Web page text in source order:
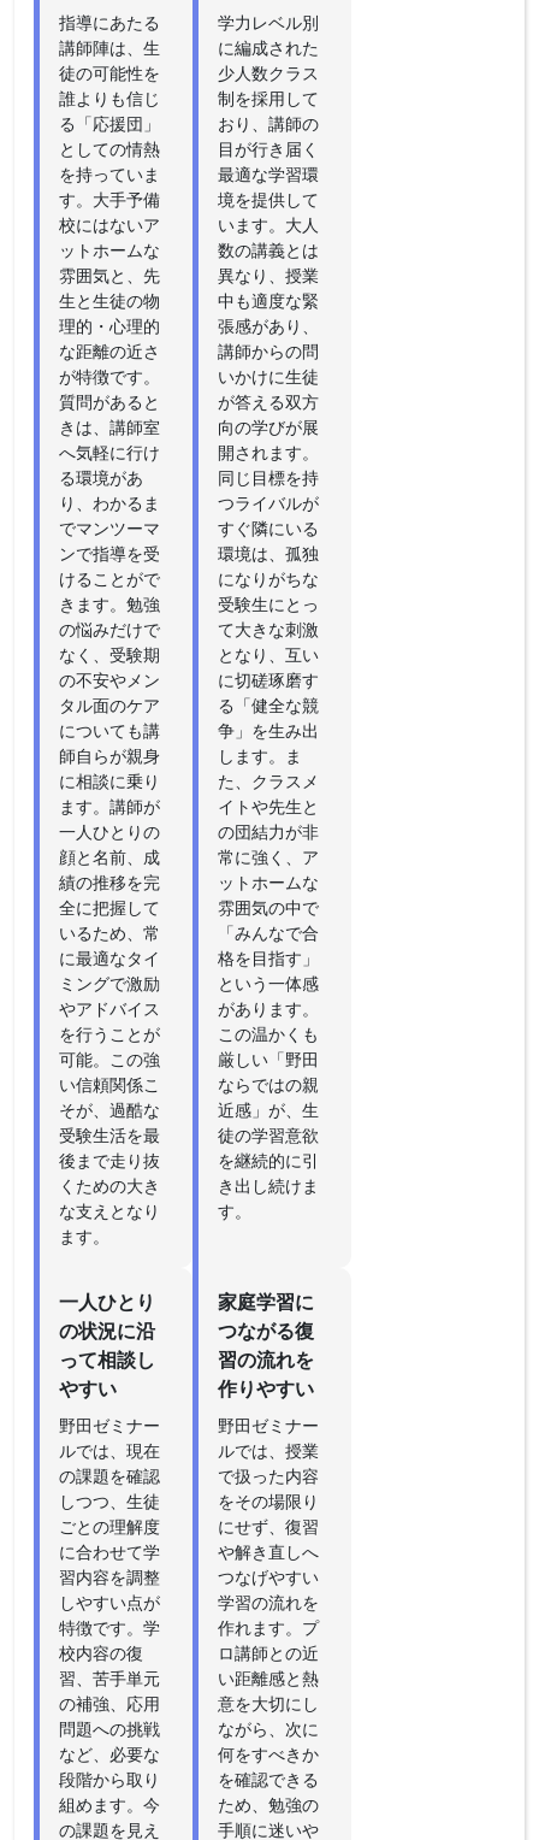
指導にあたる
講師陣は、生
徒の可能性を
誰よりも信じ
る「応援団」
としての情熱
を持っていま
す。大手予備
校にはないア
ットホームな
雰囲気と、先
生と生徒の物
理的・心理的
な距離の近さ
が特徴です。
質問があると
きは、講師室
へ気軽に行け
る環境があ
り、わかるま
でマンツーマ
ンで指導を受
けることがで
きます。勉強
の悩みだけで
なく、受験期
の不安やメン
タル面のケア
についても講
師自らが親身
に相談に乗り
ます。講師が
一人ひとりの
顔と名前、成
績の推移を完
全に把握して
いるため、常
に最適なタイ
ミングで激励
やアドバイス
を行うことが
可能。この強
い信頼関係こ
そが、過酷な
受験生活を最
後まで走り抜
くための大き
な支えとなり
ます。
学力レベル別
に編成された
少人数クラス
制を採用して
おり、講師の
目が行き届く
最適な学習環
境を提供して
います。大人
数の講義とは
異なり、授業
中も適度な緊
張感があり、
講師からの問
いかけに生徒
が答える双方
向の学びが展
開されます。
同じ目標を持
つライバルが
すぐ隣にいる
環境は、孤独
になりがちな
受験生にとっ
て大きな刺激
となり、互い
に切磋琢磨す
る「健全な競
争」を生み出
します。ま
た、クラスメ
イトや先生と
の団結力が非
常に強く、ア
ットホームな
雰囲気の中で
「みんなで合
格を目指す」
という一体感
があります。
この温かくも
厳しい「野田
ならではの親
近感」が、生
徒の学習意欲
を継続的に引
き出し続けま
す。
一人ひとり
の状況に沿
って相談し
やすい
野田ゼミナー
ルでは、現在
の課題を確認
しつつ、生徒
ごとの理解度
に合わせて学
習内容を調整
しやすい点が
特徴です。学
校内容の復
習、苦手単元
の補強、応用
問題への挑戦
など、必要な
段階から取り
組めます。今
の課題を見え
家庭学習に
つながる復
習の流れを
作りやすい
野田ゼミナー
ルでは、授業
で扱った内容
をその場限り
にせず、復習
や解き直しへ
つなげやすい
学習の流れを
作れます。プ
ロ講師との近
い距離感と熱
意を大切にし
ながら、次に
何をすべきか
を確認できる
ため、勉強の
手順に迷いや